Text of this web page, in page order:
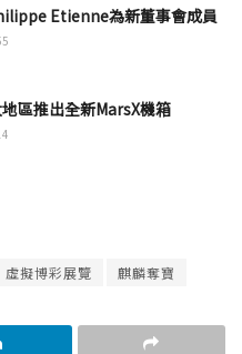
Etienne為新董事會成員
區推出全新MarsX機箱
虛擬博彩展覽 麒麟奪寶